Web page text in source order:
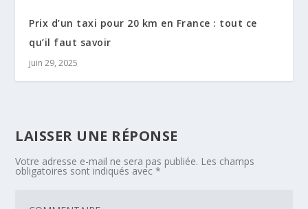
Prix d’un taxi pour 20 km en France : tout ce
qu’il faut savoir
juin 29, 2025
LAISSER UNE RÉPONSE
Votre adresse e-mail ne sera pas publiée. Les champs
obligatoires sont indiqués avec*